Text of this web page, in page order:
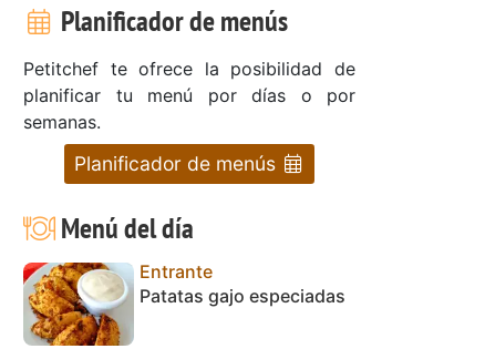
Planificador de menús
Petitchef te ofrece la posibilidad de
planificar tu menú por días o por
semanas.
Planificador de menús
Menú del día
Entrante
Patatas gajo especiadas